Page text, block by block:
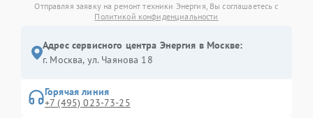
Отправляя заявку на ремонт техники Энергия, Вы соглашаетесь с
Политикой конфиденциальности
Адрес сервисного центра Энергия в Москве:
г. Москва, ул. Чаянова 18
Горячая линия
+7 (495) 023-73-25